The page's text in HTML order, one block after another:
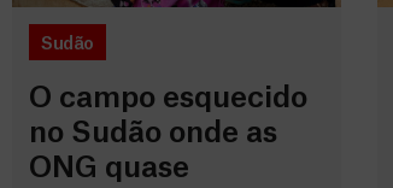
Sudão
O campo esquecido
no Sudão onde as
ONG quase